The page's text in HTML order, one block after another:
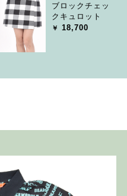
ブロックチェッ
クキュロット
18,700